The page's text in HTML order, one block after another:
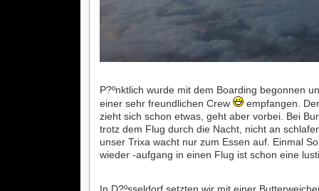
P?ºnktlich wurde mit dem Boarding begonnen
einer sehr freundlichen Crew
empfangen.
zieht sich schon etwas, geht aber vorbei. Bei
trotz dem Flug durch die Nacht, nicht an
unser Trixa wacht nur zum Essen auf. Einmal
wieder -aufgang in einen Flug ist schon eine
In D?ºsseldorf setzten wir mit einer